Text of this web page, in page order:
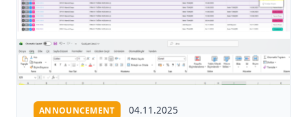
ANNOUNCEMENT 04.11.2025